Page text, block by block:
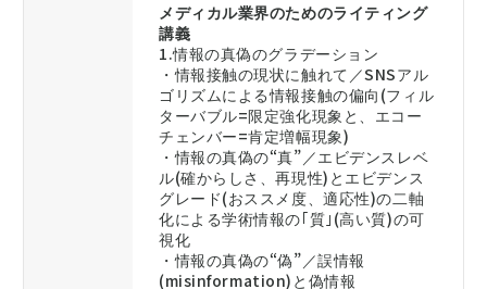
メディカル業界のためのライティング
講義
1.情報の真偽のグラデーション
・情報接触の現状に触れて／SNSアル
ゴリズムによる情報接触の偏向(フィル
ターバブル=限定強化現象と、エコー
チェンバー=肯定増幅現象)
・情報の真偽の“真”／エビデンスレベ
ル(確からしさ、再現性)とエビデンス
グレード(おススメ度、適応性)の二軸
化による学術情報の｢質｣(高い質)の可
視化
・情報の真偽の“偽”／誤情報
(misinformation)と偽情報